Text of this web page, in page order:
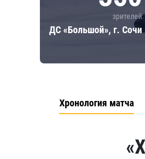
зрителей
ДС «Большой», г. Сочи
Хронология матча